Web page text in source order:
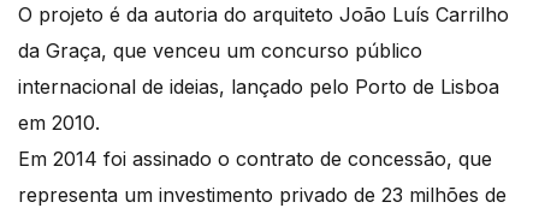
O projeto é da autoria do arquiteto João Luís Carrilho
da Graça, que venceu um concurso público
internacional de ideias, lançado pelo Porto de Lisboa
em 2010.
Em 2014 foi assinado o contrato de concessão, que
representa um investimento privado de 23 milhões de